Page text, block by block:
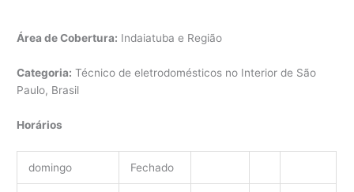
Área de Cobertura: Indaiatuba e Região
Categoria: Técnico de eletrodomésticos no Interior de São
Paulo, Brasil
Horários
domingo Fechado